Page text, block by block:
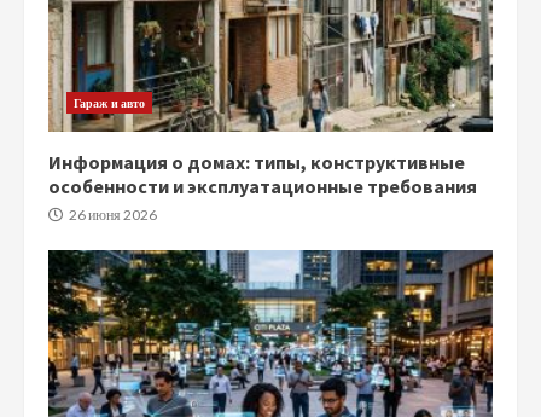
Гараж и авто
Информация о домах: типы, конструктивные
особенности и эксплуатационные требования
26 июня 2026